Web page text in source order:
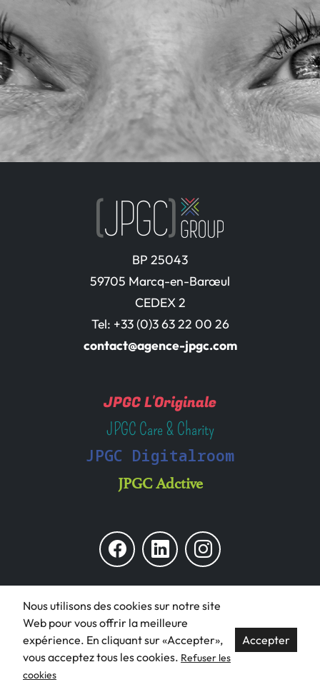
Nous utilisons des cookies sur notre site
Web pour vous offrir la meilleure
expérience. En cliquant sur «Accepter»,
vous acceptez tous les cookies. Refuser les
cookies
Accepter
BP 25043
59705 Marcq-en-Barœul
CEDEX 2
Tel: +33 (0)3 63 22 00 26
contact@agence-jpgc.com
JPGC L'Originale
JPGC Care & Charity
JPGC Digitalroom
JPGC Adctive
© JPGC 2022 - Tous droits réservés
Conditions Générales de Vente
Mentions Légales